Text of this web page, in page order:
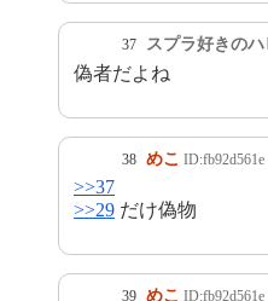
37 スプラ好きのハ
偽者だよね
38 めこ ID:fb92d561e
>>37
>>29 だけ偽物
39 めこ ID:fb92d561e